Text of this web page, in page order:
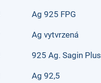
Ag 925 FPG
Ag vytvrzená
925 Ag. Sagin Plus
Ag 92,5